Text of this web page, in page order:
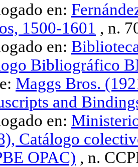
en:
1500-1601 , n.
en:
Bibliográfico
Maggs Bros.
and
en:
Catálogo
OPAC) , n.